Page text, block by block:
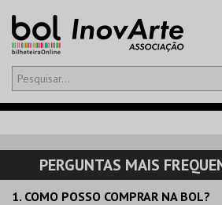
Olá,iniciar sessão
CARRINHO
EVENTOS
PERGUNTAS MAIS
1. COMO POSSO COMPRAR NA BOL?